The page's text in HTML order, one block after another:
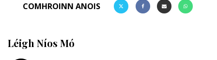
COMHROINN ANOIS
Léigh Níos Mó